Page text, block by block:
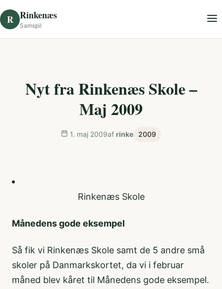
R Rinkenæs
Samspil
Nyt fra Rinkenæs Skole –
Maj 2009
1. maj 2009af rinke 2009
Rinkenæs Skole
Månedens gode eksempel
Så fik vi Rinkenæs Skole samt de 5 andre små
skoler på Danmarkskortet, da vi i februar
måned blev kåret til Månedens gode eksempel.